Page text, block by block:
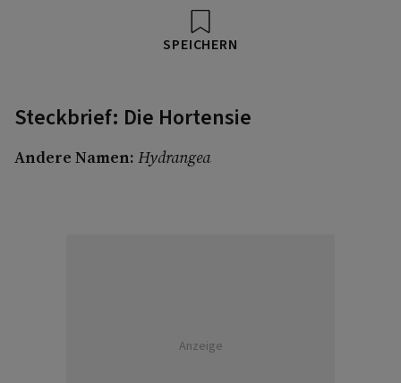
SPEICHERN
Steckbrief: Die Hortensie
Andere Namen: Hydrangea
Anzeige